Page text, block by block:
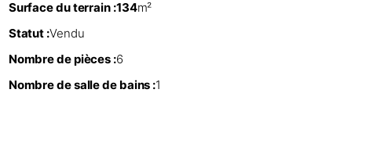
Surface du terrain :134m²
Statut :Vendu
Nombre de pièces :6
Nombre de salle de bains :1